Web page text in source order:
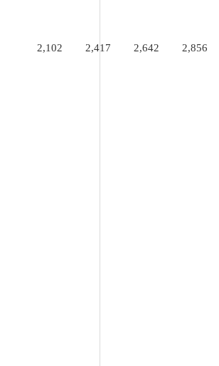
2,102 2,417 2,642 2,856